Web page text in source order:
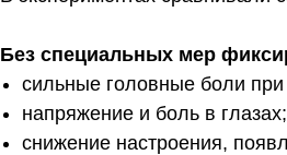
Без специальных мер
сильные головные боли
напряжение и боль в глазах;
снижение настроения,